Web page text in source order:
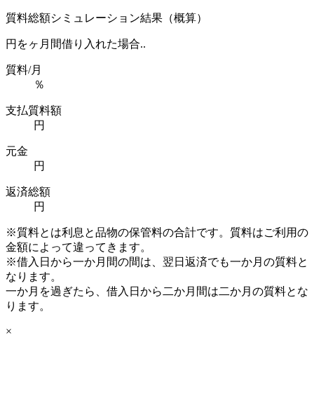
質料総額シミュレーション結果（概算）
円をヶ月間借り入れた場合..
質料/月
％
支払質料額
円
元金
円
返済総額
円
※質料とは利息と品物の保管料の合計です。質料はご利用の
金額によって違ってきます。
※借入日から一か月間の間は、翌日返済でも一か月の質料と
なります。
一か月を過ぎたら、借入日から二か月間は二か月の質料とな
ります。
×